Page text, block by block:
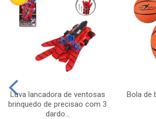
Luva lancadora de ventosas
brinquedo de precisao com 3
dardo...
Bola de